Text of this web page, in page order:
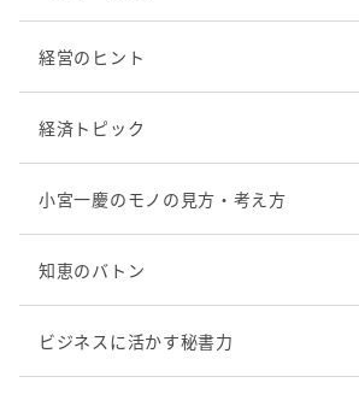
経営のヒント
経済トピック
小宮一慶のモノの見方・考え方
知恵のバトン
ビジネスに活かす秘書力